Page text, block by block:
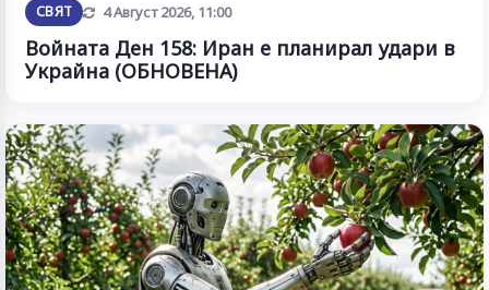
СВЯТ Обновена
4 Август 2026, 11:00
Войната Ден 158: Иран е планирал удари в
Украйна (ОБНОВЕНА)